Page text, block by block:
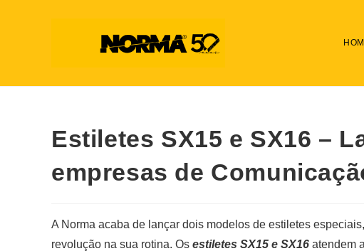
Estiletes SX15 e SX16 –
empresas de
A Norma acaba de lançar dois modelos de estiletes
revolução na sua rotina. Os estiletes SX15 e SX16 atendem